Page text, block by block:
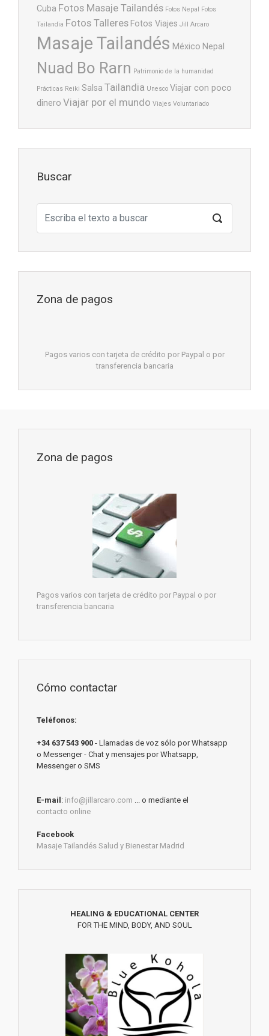
Cuba Fotos Masaje Tailandés Fotos Nepal
Fotos
Tailandia Fotos Talleres Fotos Viajes Jill Arcaro
Masaje Tailandés México Nepal
Nuad Bo Rarn Patrimonio de la humanidad
Prácticas Reiki Salsa Tailandia Unesco Viajar con poco
dinero Viajar por el mundo Viajes Voluntariado
Buscar
Zona de pagos
Pagos varios con tarjeta de crédito por Paypal o por
transferencia bancaria
Zona de pagos
Pagos varios con tarjeta de crédito por Paypal o por
transferencia bancaria
Cómo contactar
Teléfonos:
+34 637 543 900 - Llamadas de voz sólo por Whatsapp
o Messenger - Chat y mensajes por Whatsapp,
Messenger o SMS
E-mail : info@jillarcaro.com ... o mediante el
contacto online
Facebook
Masaje Tailandés Salud y Bienestar Madrid
HEALING & EDUCATIONAL CENTER
FOR THE MIND, BODY, AND SOUL